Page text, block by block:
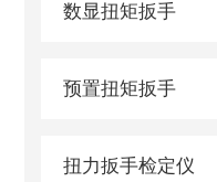
数显扭矩扳手
预置扭矩扳手
扭力扳手检定仪